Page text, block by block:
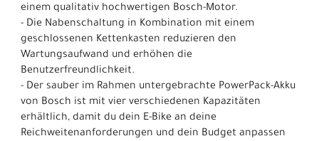
einem qualitativ hochwertigen Bosch-Motor.
- Die Nabenschaltung in Kombination mit einem
geschlossenen Kettenkasten reduzieren den
Wartungsaufwand und erhöhen die
Benutzerfreundlichkeit.
- Der sauber im Rahmen untergebrachte PowerPack-Akku
von Bosch ist mit vier verschiedenen Kapazitäten
erhältlich, damit du dein E-Bike an deine
Reichweitenanforderungen und dein Budget anpassen